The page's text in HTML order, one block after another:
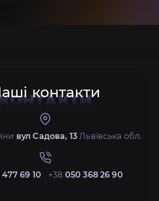
контакти
вул Садова, 13 Львівська обл.
69 10 +38 050 368 26 90